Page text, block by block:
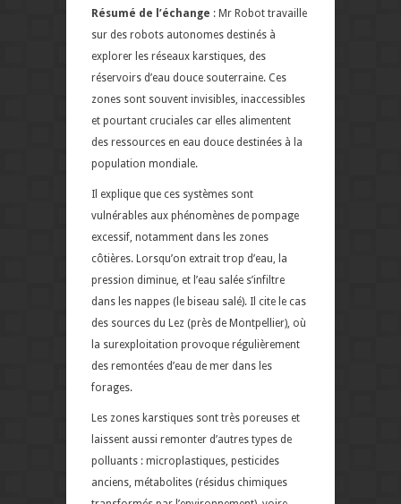
Résumé de l’échange : Mr Robot travaille
sur des robots autonomes destinés à
explorer les réseaux karstiques, des
réservoirs d’eau douce souterraine. Ces
zones sont souvent invisibles, inaccessibles
et pourtant cruciales car elles alimentent
des ressources en eau douce destinées à la
population mondiale.
Il explique que ces systèmes sont
vulnérables aux phénomènes de pompage
excessif, notamment dans les zones
côtières. Lorsqu’on extrait trop d’eau, la
pression diminue, et l’eau salée s’infiltre
dans les nappes (le biseau salé). Il cite le cas
des sources du Lez (près de Montpellier), où
la surexploitation provoque régulièrement
des remontées d’eau de mer dans les
forages.
Les zones karstiques sont très poreuses et
laissent aussi remonter d’autres types de
polluants : microplastiques, pesticides
anciens, métabolites (résidus chimiques